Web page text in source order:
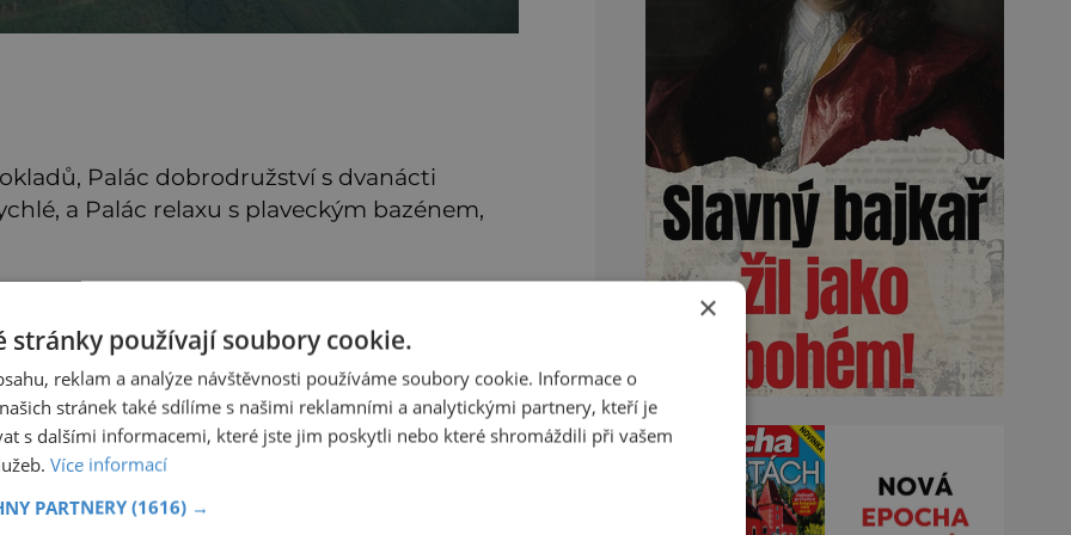
Palác dobrodružství s dvanácti
a Palác relaxu s plaveckým bazénem,
Její neuvěřitelný příběh
začíná fialovou barvou
Když dnes vytáhneme ze země
mrkev, většina z nás očekává
sytě oranžový kořen. Jenže po
většinu své historie je mrkev
×
stránky používají soubory cookie.
reklam a analýze návštěvnosti používáme soubory cookie. Informace o
stránek také sdílíme s našimi reklamními a analytickými partnery, kteří je
s dalšími informacemi, které jste jim poskytli nebo které shromáždili při vašem
Více informací
PARTNERY (1616) →